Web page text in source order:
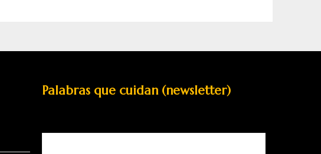
Palabras que cuidan (newsletter)